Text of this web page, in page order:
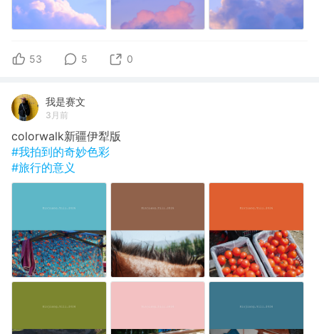
53 5 0
我是赛文
3月前
colorwalk新疆伊犁版
#我拍到的奇妙色彩
#旅行的意义